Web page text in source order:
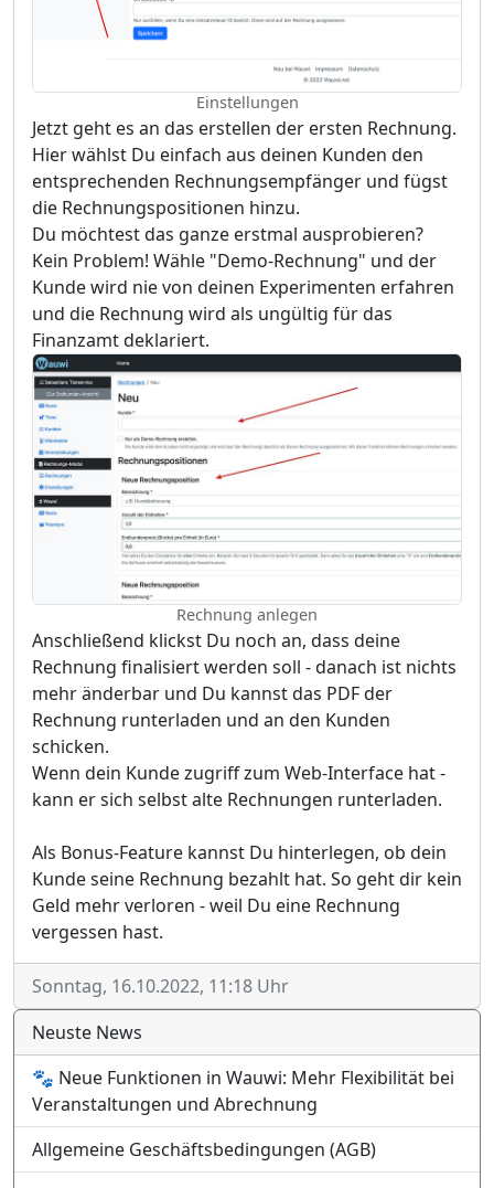
Einstellungen
Jetzt geht es an das erstellen der ersten Rechnung.
Hier wählst Du einfach aus deinen Kunden den
entsprechenden Rechnungsempfänger und fügst
die Rechnungspositionen hinzu.
Du möchtest das ganze erstmal ausprobieren?
Kein Problem! Wähle "Demo-Rechnung" und der
Kunde wird nie von deinen Experimenten erfahren
und die Rechnung wird als ungültig für das
Finanzamt deklariert.
Rechnung anlegen
Anschließend klickst Du noch an, dass deine
Rechnung finalisiert werden soll - danach ist nichts
mehr änderbar und Du kannst das PDF der
Rechnung runterladen und an den Kunden
schicken.
Wenn dein Kunde zugriff zum Web-Interface hat -
kann er sich selbst alte Rechnungen runterladen.
Als Bonus-Feature kannst Du hinterlegen, ob dein
Kunde seine Rechnung bezahlt hat. So geht dir kein
Geld mehr verloren - weil Du eine Rechnung
vergessen hast.
Sonntag, 16.10.2022, 11:18 Uhr
Neuste News
🐾 Neue Funktionen in Wauwi: Mehr Flexibilität bei
Veranstaltungen und Abrechnung
Allgemeine Geschäftsbedingungen (AGB)